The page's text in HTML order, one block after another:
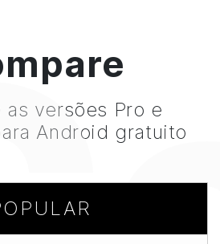
as versões Pro e
Android gratuito